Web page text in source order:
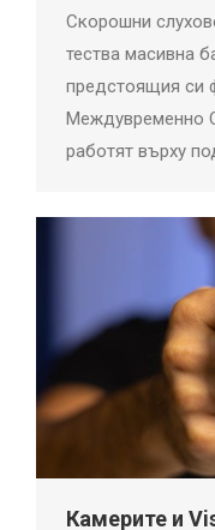
Скорошни
тества масивна
предстоящия си
Междувременно
работят върху
Камерите и